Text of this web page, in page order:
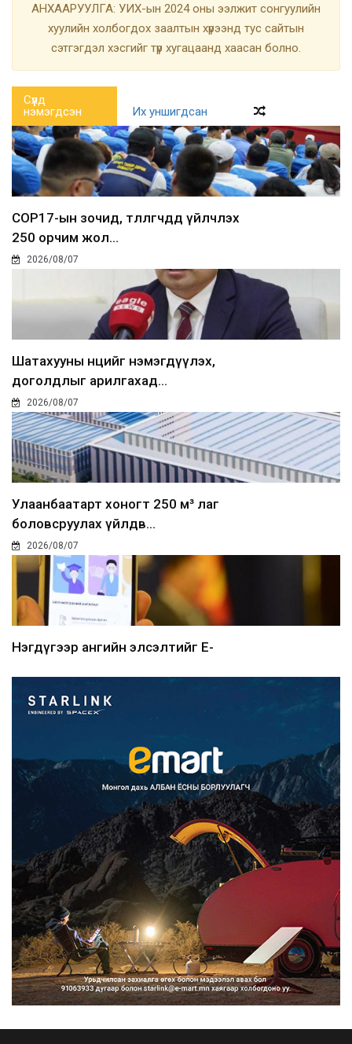
АНХААРУУЛГА: УИХ-ын 2024 оны ээлжит сонгуулийн
хуулийн холбогдох заалтын хүрээнд тус сайтын
сэтгэгдэл хэсгийг түр хугацаанд хаасан болно.
Сүүлд
нэмэгдсэн
Их уншигдсан
COP17-ын зочид, төлөөлөгчдөд үйлчлэх
250 орчим жол...
2026/08/07
Шатахууны нөөцийг нэмэгдүүлэх,
доголдлыг арилгахад...
2026/08/07
Улаанбаатарт хоногт 250 м³ лаг
боловсруулах үйлдв...
2026/08/07
Нэгдүгээр ангийн элсэлтийг E-
Францад иргэд рүү зөвшөөрөлгүй
сурталчилгааны дууд...
2026/08/07
Нийтийн тээврийн Ч:19А чиглэлийн
замналд түр хугац...
2026/08/07